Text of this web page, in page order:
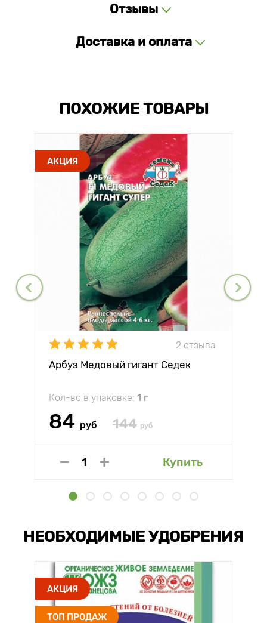
Отзывы
Доставка и оплата
ПОХОЖИЕ ТОВАРЫ
АКЦИЯ
2 отзыва
Арбуз Медовый гигант Седек
Кол-во в упаковке: 1 г
84 руб 144 руб
Купить
НЕОБХОДИМЫЕ УДОБРЕНИЯ
АКЦИЯ
ТОП ПРОДАЖ